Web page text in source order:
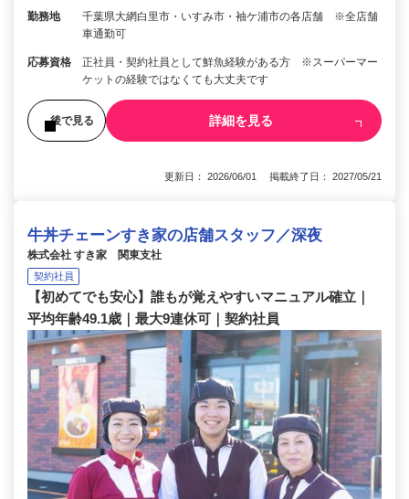
勤務地
千葉県大網白里市・いすみ市・袖ケ浦市の各店舗 ※全店舗
車通勤可
応募資格
正社員・契約社員として鮮魚経験がある方 ※スーパーマー
ケットの経験ではなくても大丈夫です
後で見る 詳細を見る
更新日： 2026/06/01 掲載終了日： 2027/05/21
牛丼チェーンすき家の店舗スタッフ／深夜
株式会社 すき家 関東支社
契約社員
【初めてでも安心】誰もが覚えやすいマニュアル確立｜
平均年齢49.1歳｜最大9連休可｜契約社員